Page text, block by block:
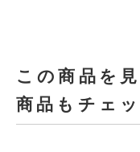
この商品を
商品もチェ